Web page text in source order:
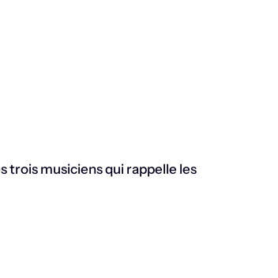
trois musiciens qui rappelle les